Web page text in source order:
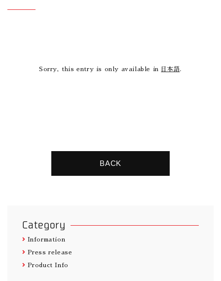
Sorry, this entry is only available in 日本語.
BACK
Category
Information
Press release
Product Info